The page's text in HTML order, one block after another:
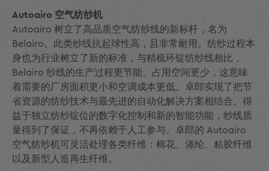
Autoairo 空气纺纱机
Autoairo 树立了高品质空气纺纱线的新标杆，名为
Belairo。此类纱线抗起球性高，且非常耐用。纺纱过程本
身也为行业树立了新的标准，与精梳环锭纺纱线相比，
Belairo 纱线的生产过程更节能、占用空间更少，这意味
着需要的厂房面积更小和空调成本更低。卓郎实现了把节
省资源的纺纱技术与最先进的自动化解决方案相结合。得
益于独立纺纱锭位的数字化控制和新的智能功能，纱线质
量得到了保证，不再依赖于人工参与。卓郎的 Autoairo
空气纺纱机可灵活处理各类纤维：棉花、涤纶、粘胶纤维
以及新型人造再生纤维。